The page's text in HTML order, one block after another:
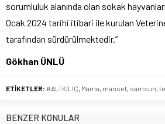
sorumluluk alanında olan sokak
Ocak 2024 tarihi itibari ile kurulan
tarafından sürdürülmektedir.”
Gökhan ÜNLÜ
ETİKETLER: #ALİ KILIÇ, Mama, manset, samsun,
BENZER KONULAR